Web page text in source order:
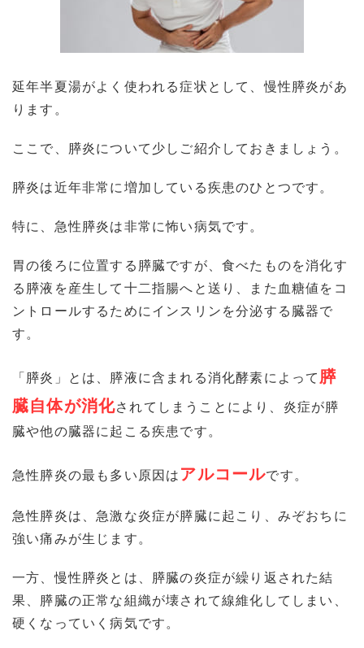
延年半夏湯がよく使われる症状として、慢性膵炎があ
ります。
ここで、膵炎について少しご紹介しておきましょう。
膵炎は近年非常に増加している疾患のひとつです。
特に、急性膵炎は非常に怖い病気です。
胃の後ろに位置する膵臓ですが、食べたものを消化す
る膵液を産生して十二指腸へと送り、また血糖値をコ
ントロールするためにインスリンを分泌する臓器で
す。
「膵炎」とは、膵液に含まれる消化酵素によって 膵
臓自体が消化されてしまうことにより、炎症が膵
臓や他の臓器に起こる疾患です。
急性膵炎の最も多い原因は アルコールです。
急性膵炎は、急激な炎症が膵臓に起こり、みぞおちに
強い痛みが生じます。
一方、慢性膵炎とは、膵臓の炎症が繰り返された結
果、膵臓の正常な組織が壊されて線維化してしまい、
硬くなっていく病気です。